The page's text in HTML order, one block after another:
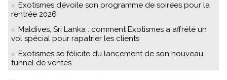
Exotismes dévoile son programme de soirées pour la
rentrée 2026
Maldives, Sri Lanka : comment Exotismes a affrété un
vol spécial pour rapatrier les clients
Exotismes se félicite du lancement de son nouveau
tunnel de ventes